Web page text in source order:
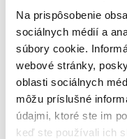
Na prispôsobenie
sociálnych médií a
súbory cookie.
webové stránky,
oblasti sociálnych
môžu príslušné
údajmi, ktoré ste im
keď ste používali ich